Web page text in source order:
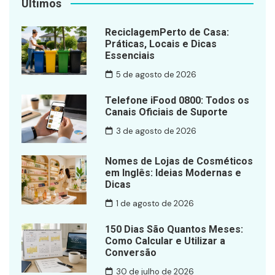
Últimos
ReciclagemPerto de Casa:
Práticas, Locais e Dicas
Essenciais
5 de agosto de 2026
Telefone iFood 0800: Todos os
Canais Oficiais de Suporte
3 de agosto de 2026
Nomes de Lojas de Cosméticos
em Inglês: Ideias Modernas e
Dicas
1 de agosto de 2026
150 Dias São Quantos Meses:
Como Calcular e Utilizar a
Conversão
30 de julho de 2026